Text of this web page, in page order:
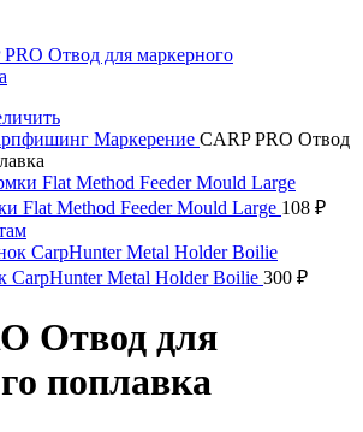
Маркерение CARP PRO Отвод
Flat Method Feeder Mould Large 108 ₽
CarpHunter Metal Holder Boilie 300 ₽
Отвод для
поплавка